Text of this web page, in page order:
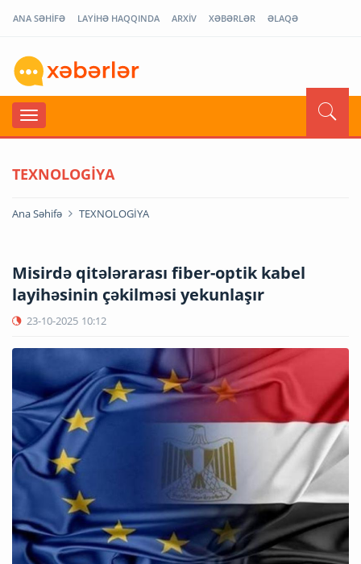
ANA SƏHİFƏ LAYİHƏ HAQQINDA ARXİV XƏBƏRLƏR ƏLAQƏ
TEXNOLOGİYA
Ana Səhifə TEXNOLOGİYA
Misirdə qitələrarası fiber-optik kabel
layihəsinin çəkilməsi yekunlaşır
23-10-2025 10:12